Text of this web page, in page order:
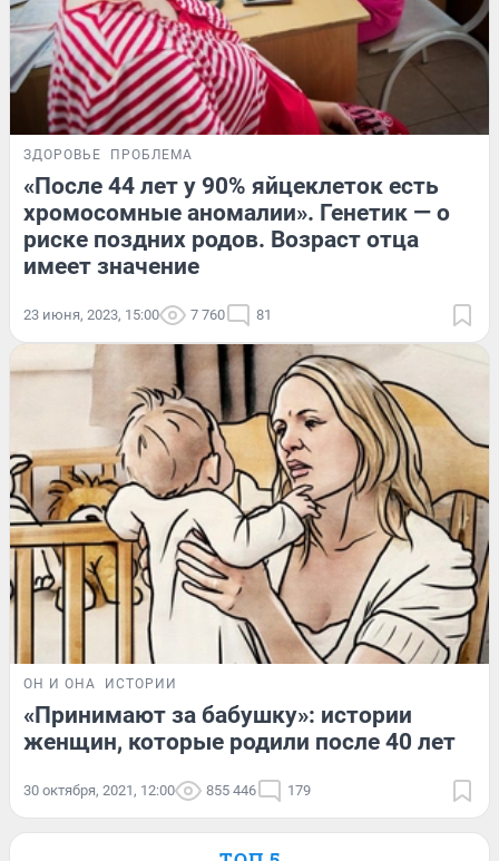
ЗДОРОВЬЕ ПРОБЛЕМА
«После 44 лет у 90% яйцеклеток есть
хромосомные аномалии». Генетик — о
риске поздних родов. Возраст отца
имеет значение
23 июня, 2023, 15:00 7 760 81
ОН И ОНА ИСТОРИИ
«Принимают за бабушку»: истории
женщин, которые родили после 40 лет
30 октября, 2021, 12:00 855 446 179